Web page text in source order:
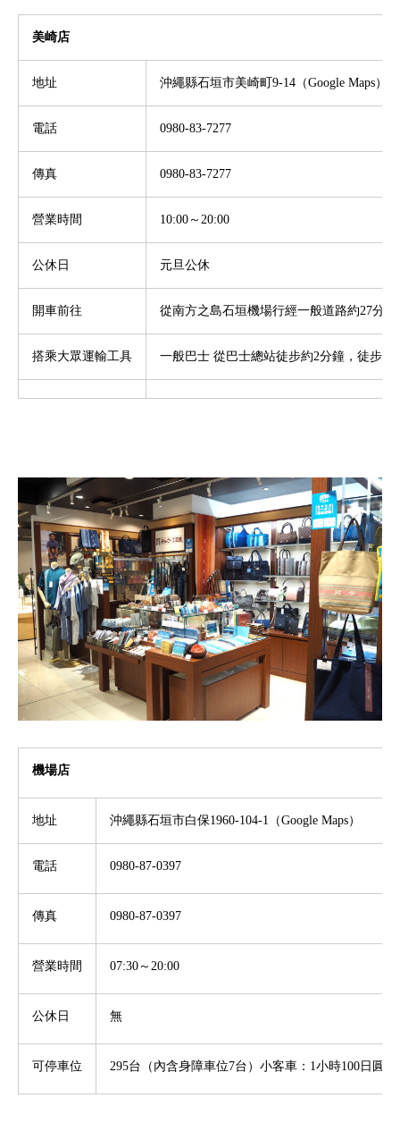
美崎店
地址 沖繩縣石垣市美崎町 9-14 （Google Maps）
電話 0980-83-7277
傳真 0980-83-7277
營業時間 10:00 ～20:00
公休日 元旦公休
開車前往 從南方之島石垣機場行經一般道路約27分鐘
搭乘大眾運輸工具 一般巴士 從巴士總站徒步約2分鐘，徒步
機場店
地址 沖繩縣石垣市白保1960-104-1（Google Maps）
電話 0980-87-0397
傳真 0980-87-0397
營業時間 07:30 ～ 20:00
公休日 無
可停車位 295台（內含身障車位7台）小客車： 1 小時100 日圓